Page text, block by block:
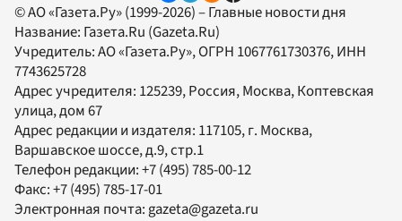
© АО «Газета.Ру» (1999-2026) – Главные новости дня
Название: Газета.Ru (Gazeta.Ru)
Учредитель:АО «Газета.Ру», ОГРН 1067761730376, ИНН
7743625728
Адрес учредителя: 125239, Россия, Москва, Коптевская
улица, дом 67
Адрес редакции и издателя: 117105, г. Москва,
Варшавское шоссе, д.9, стр.1
Телефон редакции:+7 (495) 785-00-12
Факс:+7 (495) 785-17-01
Электронная почта: gazeta@gazeta.ru